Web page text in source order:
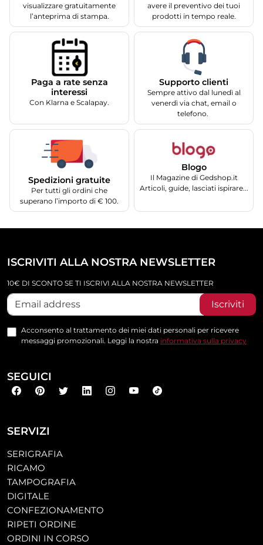
visualizzare gratuitamente
l’anteprima di stampa.
avere il preventivo dei tuoi
prodotti in tempo reale.
Paga a rate senza
interessi
Con Klarna e Scalapay.
Supporto clienti
Sempre attivo dal lunedì al
venerdì via chat, email o
telefono.
Spedizioni gratuite
Per tutti gli ordini che
superano l’importo di € 100.
Blogo
Il Magazine di Gedshop.it
Articoli, guide, lasciati ispirare...
SERVIZI
SERIGRAFIA
RICAMO
TAMPOGRAFIA
DIGITALE
CONFEZIONAMENTO
RIPETI ORDINE
ORDINI IN CORSO
ISCRIVITI ALLA NOSTRA NEWSLETTER
10€ DI SCONTO SE TI ISCRIVI ALLA NOSTRA NEWSLETTER
Iscriviti
Acconsento al trattamento dei miei dati personali per ricevere
messaggi promozionali. Leggi la nostra informativa sulla privacy
SEGUICI